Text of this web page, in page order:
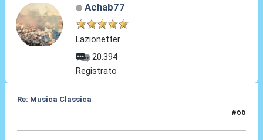
Achab77
Lazionetter
20.394
Registrato
Re: Musica Classica
#66